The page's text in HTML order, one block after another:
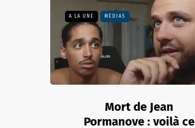
A LA UNE MÉDIAS
Mort de Jean
Pormanove : voilà ce